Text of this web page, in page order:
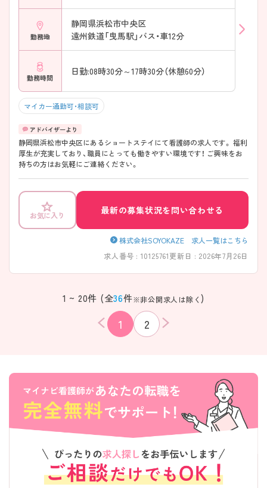
条件を
クリア
検索する
勤務地
静岡県浜松市中央区
遠州鉄道「曳馬駅」バス・車12分
勤務時間
日勤:08時30分～17時30分（休憩60分）
マイカー通勤可・相談可
静岡県浜松市中央区にあるショートステイにて看護師の求人です。 福利
厚生が充実しており、職員にとっても働きやすい環境です！ ご興味をお
持ちの方はお気軽にご連絡ください。
お気に入り 最新の募集状況を問い合わせる
株式会社SOYOKAZE 求人一覧はこちら
求人番号 : 10125761更新日 : 2026年7月26日
1 ~ 20件 (全36件※非公開求人は除く )
1 2